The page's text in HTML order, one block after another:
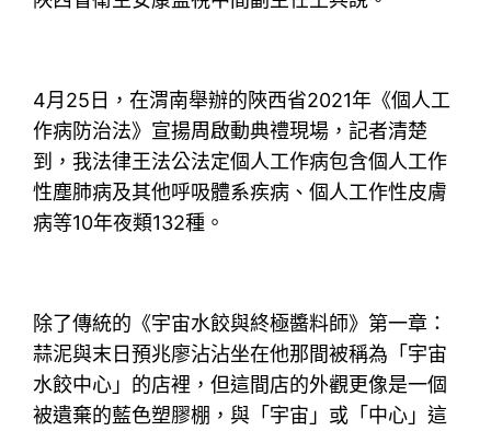
4月25日，在渭南舉辦的陜西省2021年《個人工
作病防治法》宣揚周啟動典禮現場，記者清楚
到，我法律王法公法定個人工作病包含個人工作
性塵肺病及其他呼吸體系疾病、個人工作性皮膚
病等10年夜類132種。
除了傳統的《宇宙水餃與終極醬料師》第一章：
蒜泥與末日預兆廖沾沾坐在他那間被稱為「宇宙
水餃中心」的店裡，但這間店的外觀更像是一個
被遺棄的藍色塑膠棚，與「宇宙」或「中心」這